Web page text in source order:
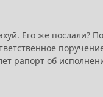
Его же послали?
рапорт об